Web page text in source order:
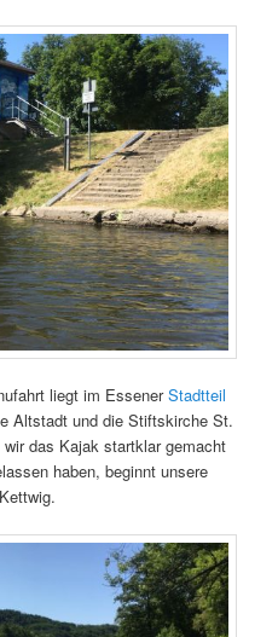
liegt im EssenerStadtteil
Altstadt und die Stiftskirche St.
das Kajak startklar gemacht
haben, beginnt unsere